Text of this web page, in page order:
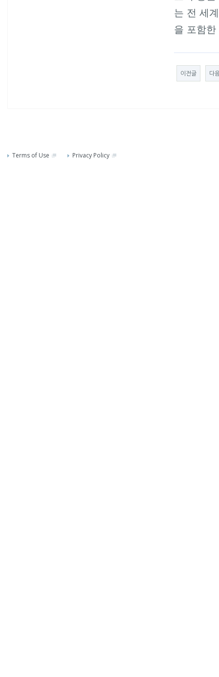
는 전 세
을 포함
이전글 다
Terms of Use Privacy Policy